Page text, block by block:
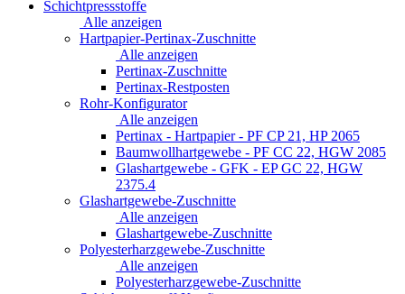
Schichtpressstoffe
Alle anzeigen
Hartpapier-Pertinax-Zuschnitte
Alle anzeigen
Pertinax-Zuschnitte
Pertinax-Restposten
Rohr-Konfigurator
Alle anzeigen
Pertinax - Hartpapier - PF CP 21, HP 2065
Baumwollhartgewebe - PF CC 22, HGW 2085
Glashartgewebe - GFK - EP GC 22, HGW
2375.4
Glashartgewebe-Zuschnitte
Alle anzeigen
Glashartgewebe-Zuschnitte
Polyesterharzgewebe-Zuschnitte
Alle anzeigen
Polyesterharzgewebe-Zuschnitte